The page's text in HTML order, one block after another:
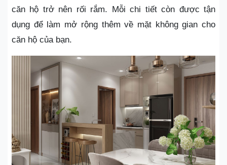
căn hộ trở nên rối rắm. Mỗi chi tiết còn được tận
dụng để làm mở rộng thêm về mặt không gian cho
căn hộ của bạn.